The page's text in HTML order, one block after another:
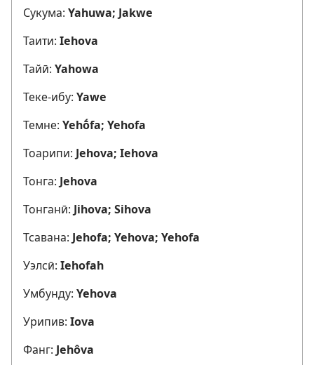
Сукума: Yahuwa; Jakwe
Таити: Iehova
Тайӣ: Yahowa
Теке-ибу: Yawe
Темне: Yehṓfa; Yehofa
Тоарипи: Jehova; Iehova
Тонга: Jehova
Тонганӣ: Jihova; Sihova
Тсавана: Jehofa; Yehova; Yehofa
Уэлсӣ: Iehofah
Умбунду: Yehova
Урипив: Iova
Фанг: Jehôva